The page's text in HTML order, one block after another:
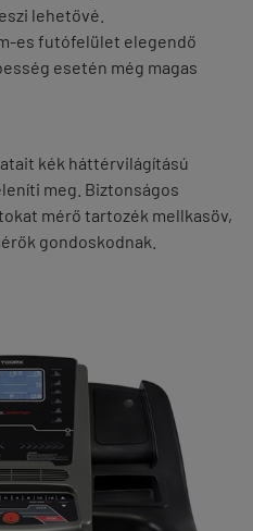
lehetővé.
es futófelület elegendő
esetén még magas
kék háttérvilágítású
meg. Biztonságos
mérő tartozék mellkasöv,
gondoskodnak.